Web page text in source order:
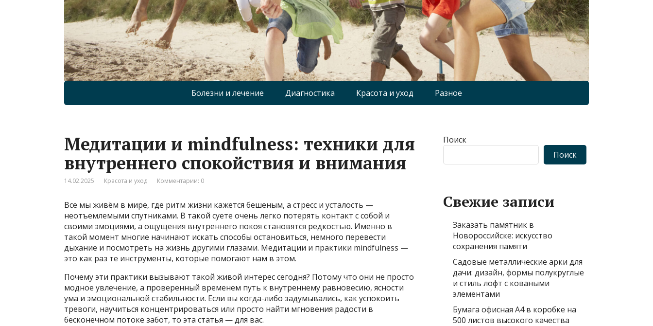
Болезни и лечение Диагностика Красота и уход Разное
Медитации и mindfulness: техники для
внутреннего спокойствия и внимания
14.02.2025 Красота и уход Комментарии: 0
Все мы живём в мире, где ритм жизни кажется бешеным, а стресс и усталость —
неотъемлемыми спутниками. В такой суете очень легко потерять контакт с собой и
своими эмоциями, а ощущения внутреннего покоя становятся редкостью. Именно в
такой момент многие начинают искать способы остановиться, немного перевести
дыхание и посмотреть на жизнь другими глазами. Медитации и практики mindfulness —
это как раз те инструменты, которые помогают нам в этом.
Почему эти практики вызывают такой живой интерес сегодня? Потому что они не просто
модное увлечение, а проверенный временем путь к внутреннему равновесию, ясности
ума и эмоциональной стабильности. Если вы когда-либо задумывались, как успокоить
тревоги, научиться концентрироваться или просто найти мгновения радости в
бесконечном потоке забот, то эта статья — для вас.
Поиск
Поиск
Свежие записи
Заказать памятник в
Новороссийске: искусство
сохранения памяти
Садовые металлические арки для
дачи: дизайн, формы полукруглые
и стиль лофт с коваными
элементами
Бумага офисная А4 в коробке на
500 листов высокого качества